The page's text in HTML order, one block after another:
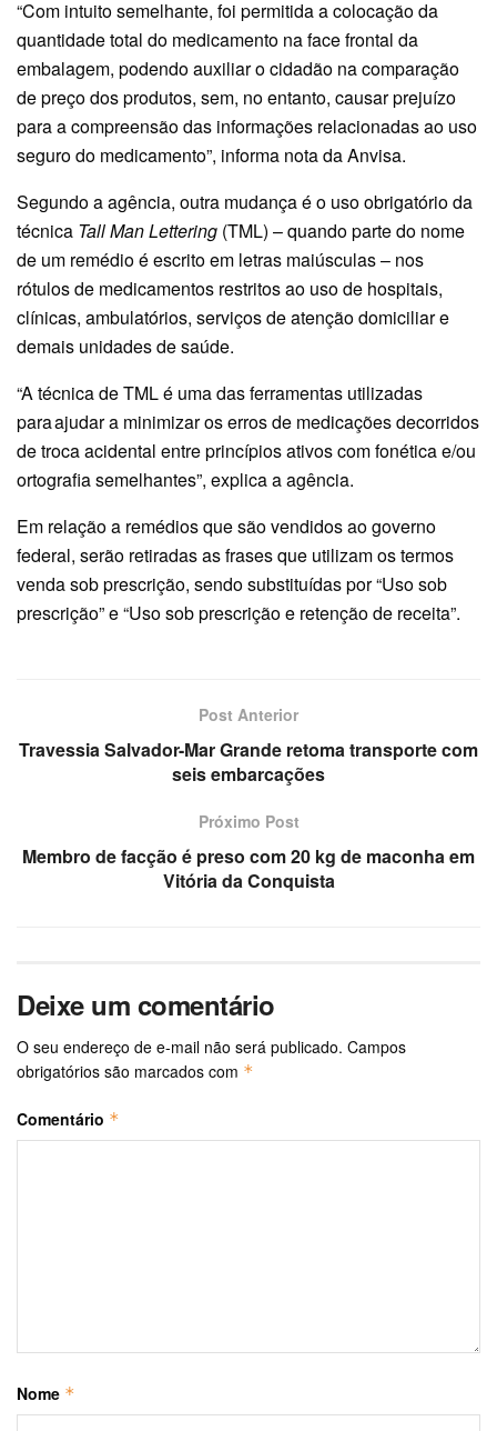
“Com intuito semelhante, foi permitida a colocação da
quantidade total do medicamento na face frontal da
embalagem, podendo auxiliar o cidadão na comparação
de preço dos produtos, sem, no entanto, causar prejuízo
para a compreensão das informações relacionadas ao uso
seguro do medicamento”, informa nota da Anvisa.
Segundo a agência, outra mudança é o uso obrigatório da
técnica Tall Man Lettering (TML) – quando parte do nome
de um remédio é escrito em letras maiúsculas – nos
rótulos de medicamentos restritos ao uso de hospitais,
clínicas, ambulatórios, serviços de atenção domiciliar e
demais unidades de saúde.
“A técnica de TML é uma das ferramentas utilizadas
para ajudar a minimizar os erros de medicações decorridos
de troca acidental entre princípios ativos com fonética e/ou
ortografia semelhantes”, explica a agência.
Em relação a remédios que são vendidos ao governo
federal, serão retiradas as frases que utilizam os termos
venda sob prescrição, sendo substituídas por “Uso sob
prescrição” e “Uso sob prescrição e retenção de receita”.
Post Anterior
Travessia Salvador-Mar Grande retoma transporte com
seis embarcações
Próximo Post
Membro de facção é preso com 20 kg de maconha em
Vitória da Conquista
Deixe um comentário
O seu endereço de e-mail não será publicado. Campos
obrigatórios são marcados com *
Comentário *
Nome *